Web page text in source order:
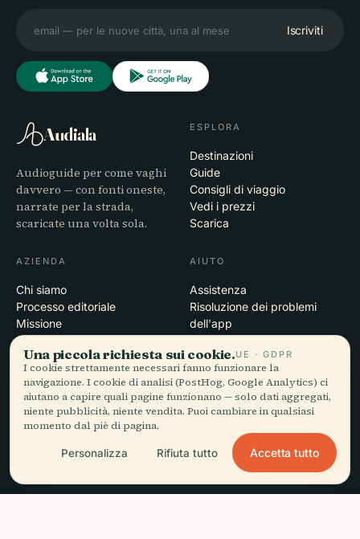
Iscriviti
Audiala
Audioguide per come vaghi
davvero — con fonti oneste,
narrate per la strada,
scaricate una volta sola.
ESPLORA
Destinazioni
Guide
Consigli di viaggio
Vedi i prezzi
Scarica
AZIENDA
Chi siamo
Processo editoriale
Missione
AIUTO
Assistenza
Risoluzione dei problemi
dell'app
Contatti
Diventa partner
LEGALE
Privacy
Impostazioni cookie
Una piccola richiesta sui cookie.UE · GDPR
I cookie strettamente necessari fanno funzionare la
navigazione. I cookie di analisi (PostHog, Google Analytics) ci
aiutano a capire quali pagine funzionano — solo dati aggregati,
niente pubblicità, niente vendita. Puoi cambiare in qualsiasi
momento dal piè di pagina.
Personalizza Rifiuta tutto Accetta tutto